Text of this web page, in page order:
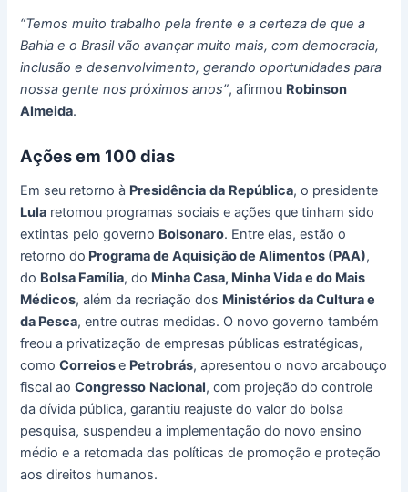
“Temos muito trabalho pela frente e a certeza de que a
Bahia e o Brasil vão avançar muito mais, com democracia,
inclusão e desenvolvimento, gerando oportunidades para
nossa gente nos próximos anos”, afirmou Robinson
Almeida.
Ações em 100 dias
Em seu retorno à Presidência da República, o presidente
Lula retomou programas sociais e ações que tinham sido
extintas pelo governo Bolsonaro. Entre elas, estão o
retorno do Programa de Aquisição de Alimentos (PAA),
do Bolsa Família, do Minha Casa, Minha Vida e do Mais
Médicos, além da recriação dos Ministérios da Cultura e
da Pesca, entre outras medidas. O novo governo também
freou a privatização de empresas públicas estratégicas,
comoCorreiose Petrobrás, apresentou o novo arcabouço
fiscal aoCongresso Nacional, com projeção do controle
da dívida pública, garantiu reajuste do valor do bolsa
pesquisa, suspendeu a implementação do novo ensino
médio e a retomada das políticas de promoção e proteção
aos direitos humanos.